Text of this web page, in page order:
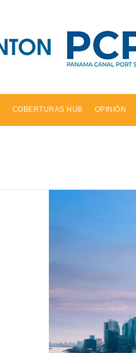
COBERTURAS HUB OPINIÓN